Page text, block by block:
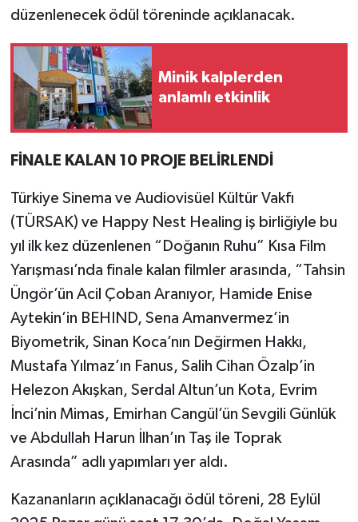
düzenlenecek ödül töreninde açıklanacak.
Minik kalplerden
anlamlı etkinlik
FİNALE KALAN 10 PROJE BELİRLENDİ
Türkiye Sinema ve Audiovisüel Kültür Vakfı
(TÜRSAK) ve Happy Nest Healing iş birliğiyle bu
yıl ilk kez düzenlenen “Doğanın Ruhu” Kısa Film
Yarışması’nda finale kalan filmler arasında, “Tahsin
Üngör’ün Acil Çoban Aranıyor, Hamide Enise
Aytekin’in BEHIND, Sena Amanvermez’in
Biyometrik, Sinan Koca’nın Değirmen Hakkı,
Mustafa Yılmaz’ın Fanus, Salih Cihan Özalp’in
Helezon Akışkan, Serdal Altun’un Kota, Evrim
İnci’nin Mimas, Emirhan Cangül’ün Sevgili Günlük
ve Abdullah Harun İlhan’ın Taş ile Toprak
Arasında” adlı yapımları yer aldı.
Kazananların açıklanacağı ödül töreni, 28 Eylül